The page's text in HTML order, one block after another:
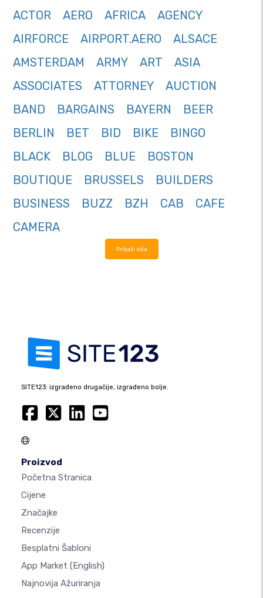
ACTOR
AERO AFRICA
AGENCY
AIRFORCE
AIRPORT.AERO
ALSACE
AMSTERDAM
ARMY ART
ASIA
ASSOCIATES
ATTORNEY
AUCTION
BAND
BARGAINS BAYERN
BEER
BERLIN
BET BID BIKE
BINGO
BLACK
BLOG BLUE
BOSTON
BOUTIQUE
BRUSSELS
BUILDERS
BUSINESS
BUZZ BZH CAB
CAFE
CAMERA
Prikaži više
SITE123: izgrađeno drugačije, izgrađeno bolje.
Proizvod
Početna Stranica
Cijene
Značajke
Recenzije
Besplatni Šabloni
App Market (English)
Najnovija Ažuriranja